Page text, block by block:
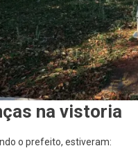
na vistoria
o prefeito, estiveram: